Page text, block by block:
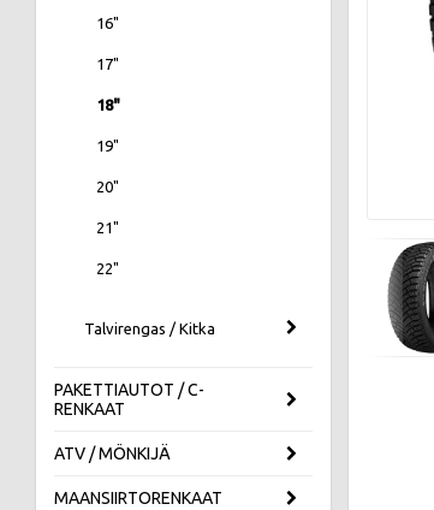
16"
17"
18"
19"
20"
21"
22"
Talvirengas / Kitka
PAKETTIAUTOT / C-
RENKAAT
ATV / MÖNKIJÄ
MAANSIIRTORENKAAT